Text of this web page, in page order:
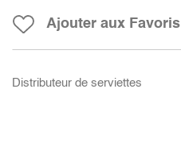
Ajouter aux Favoris
Distributeur de serviettes